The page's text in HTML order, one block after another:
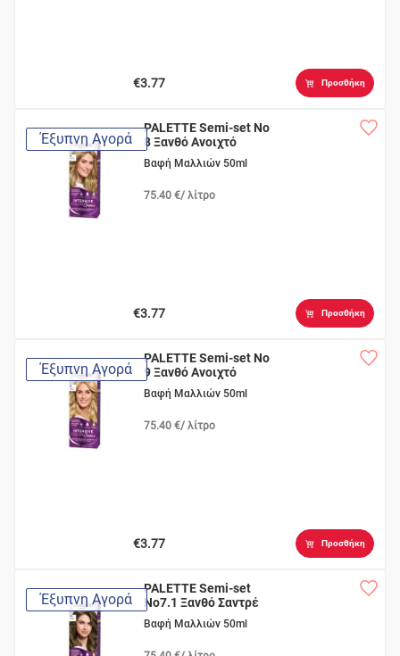
€3.77 Προσθήκη
Έξυπνη Αγορά
PALETTE Semi-set Νο
8 Ξανθό Ανοιχτό
Βαφή Μαλλιών 50ml
75.40 €/ λίτρο
€3.77 Προσθήκη
Έξυπνη Αγορά
PALETTE Semi-set Νο
9 Ξανθό Ανοιχτό
Βαφή Μαλλιών 50ml
75.40 €/ λίτρο
€3.77 Προσθήκη
Έξυπνη Αγορά
PALETTE Semi-set
Νο7.1 Ξανθό Σαντρέ
Βαφή Μαλλιών 50ml